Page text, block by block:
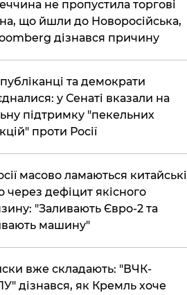
не пропустила торгові
що йшли до Новоросійська,
дізнався причину
та демократи
у Сенаті вказали на
підтримку "пекельних
проти Росії
масово ламаються китайські
через дефіцит якісного
"Заливають Євро-2 та
машину"
вже складають: "ВЧК-
дізнався, як Кремль хоче